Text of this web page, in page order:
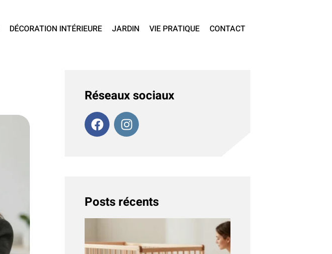
DÉCORATION INTÉRIEURE JARDIN VIE PRATIQUE CONTACT
Réseaux sociaux
Posts récents